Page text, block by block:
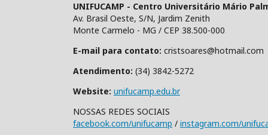
UNIFUCAMP - Centro Universitário Mário
Av. Brasil Oeste, S/N, Jardim Zenith
Monte Carmelo - MG / CEP 38.500-000
E-mail para contato: cristsoares@hotmail.com
Atendimento: (34) 3842-5272
Website: unifucamp.edu.br
NOSSAS REDES SOCIAIS
facebook.com/unifucamp / instagram.com/